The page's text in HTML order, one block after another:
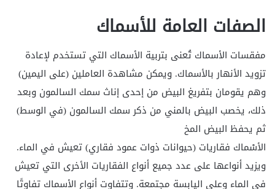
الصفات العامة للأسماك
مفقسات الأسماك تُعنى بتربية الأسماك التي تستخدم لإعادة
تزويد الأنهار بالأسماك. ويمكن مشاهدة العاملين (على اليمين)
وهم يقومان بتفريغ البيض من إحدى إناث سمك السالمون وبعد
ذلك، يخصب البيض بالمني من ذكر سمك السالمون (في الوسط)
ثم يحفظ البيض المخ
الأسْماك فقاريات (حيوانات ذوات عمود فقاري) تعيش في الماء.
ويزيد أنواعها على عدد جميع أنواع الفقاريات الأخرى التي تعيش
في الماء وعلى اليابسة مجتمعة. وتتفاوت أنواع الأسماك تفاوتًا